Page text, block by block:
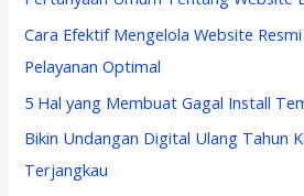
Cara Efektif Mengelola Website
Pelayanan Optimal
5 Hal yang Membuat Gagal Install
Bikin Undangan Digital Ulang Tahun
Terjangkau